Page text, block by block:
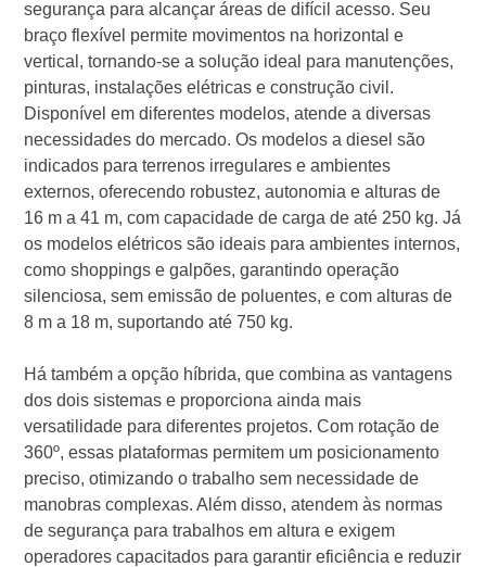
segurança para alcançar áreas de difícil acesso. Seu
braço flexível permite movimentos na horizontal e
vertical, tornando-se a solução ideal para manutenções,
pinturas, instalações elétricas e construção civil.
Disponível em diferentes modelos, atende a diversas
necessidades do mercado. Os modelos a diesel são
indicados para terrenos irregulares e ambientes
externos, oferecendo robustez, autonomia e alturas de
16 m a 41 m, com capacidade de carga de até 250 kg. Já
os modelos elétricos são ideais para ambientes internos,
como shoppings e galpões, garantindo operação
silenciosa, sem emissão de poluentes, e com alturas de
8 m a 18 m, suportando até 750 kg.
Há também a opção híbrida, que combina as vantagens
dos dois sistemas e proporciona ainda mais
versatilidade para diferentes projetos. Com rotação de
360º, essas plataformas permitem um posicionamento
preciso, otimizando o trabalho sem necessidade de
manobras complexas. Além disso, atendem às normas
de segurança para trabalhos em altura e exigem
operadores capacitados para garantir eficiência e reduzir